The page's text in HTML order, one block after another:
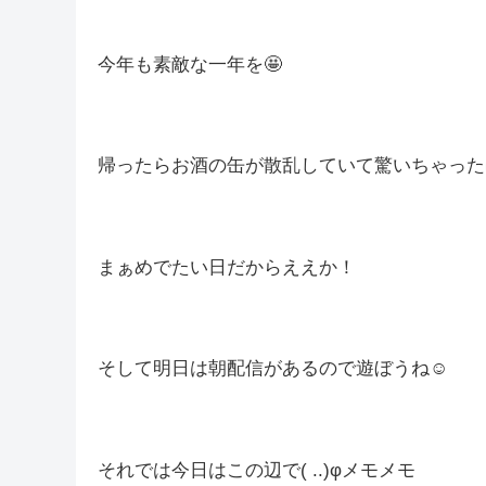
えりました(^^♪
その帰りに少し雨に襲われた一日でした(・´з`
それはそうとさりげなくととんさん